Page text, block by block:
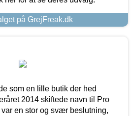
på GrejFreak.dk
som en lille butik der hed
2014 skiftede navn til Pro
en stor og svær beslutning,